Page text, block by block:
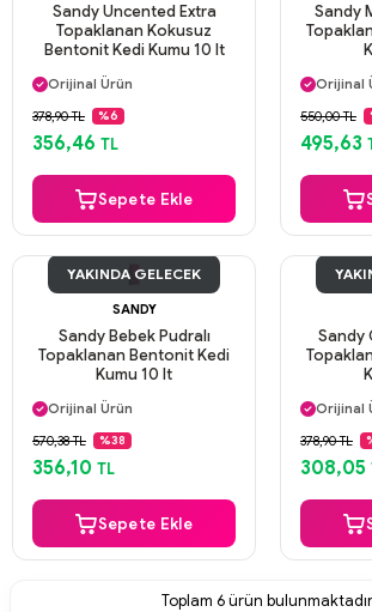
Sandy Uncented Extra
Topaklanan Kokusuz
Bentonit Kedi Kumu 10 lt
Aynı Gün Kargo
Orijinal Ürün
Güvenli Ödeme
Aynı Gün Kargo
378,90 TL %6
356,46 TL
Sepete Ekle
Sandy
Aynı
Orijinal
Güvenli
Aynı
550,00 TL
495,63
YAKINDA GELECEK
SANDY
Sandy Bebek Pudralı
Topaklanan Bentonit Kedi
Kumu 10 lt
Aynı Gün Kargo
Orijinal Ürün
Güvenli Ödeme
Aynı Gün Kargo
570,38 TL %38
356,10 TL
Sepete Ekle
Sandy
Aynı
Orijinal
Güvenli
Aynı
378,90 TL
308,05
Toplam 6ürün